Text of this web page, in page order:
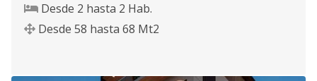
Desde 2 hasta 2 Hab.
Desde 58 hasta 68 Mt2